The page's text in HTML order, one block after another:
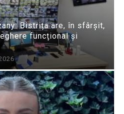
Bistrița are, în sfârșit,
funcțional și